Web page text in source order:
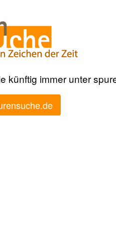
künftig immer unter